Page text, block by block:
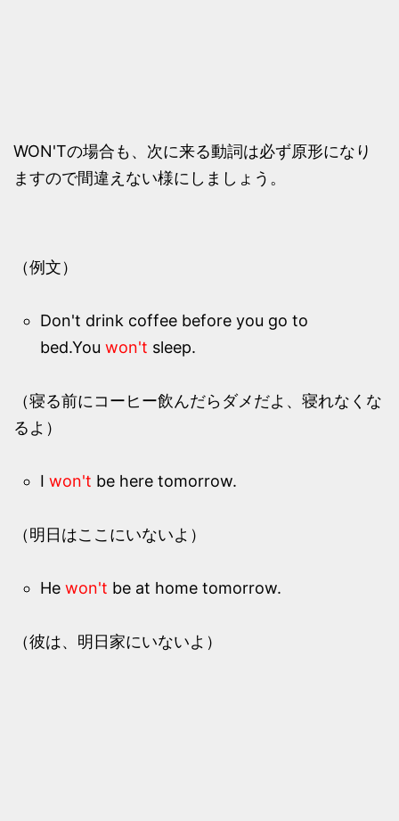
WON'Tの場合も、次に来る動詞は必ず原形になり
ますので間違えない様にしましょう。
（例文）
Don't drink coffee before you go to
bed.You won't sleep.
（寝る前にコーヒー飲んだらダメだよ、寝れなくな
るよ）
I won't be here tomorrow.
（明日はここにいないよ）
He won't be at home tomorrow.
（彼は、明日家にいないよ）